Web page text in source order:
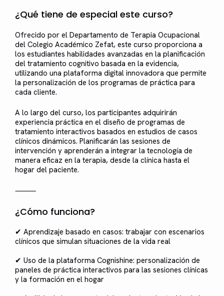
¿Qué tiene de especial este curso?
Ofrecido por el Departamento de Terapia Ocupacional
del Colegio Académico Zefat, este curso proporciona a
los estudiantes habilidades avanzadas en la planificación
del tratamiento cognitivo basada en la evidencia,
utilizando una plataforma digital innovadora que permite
la personalización de los programas de práctica para
cada cliente.
A lo largo del curso, los participantes adquirirán
experiencia práctica en el diseño de programas de
tratamiento interactivos basados en estudios de casos
clínicos dinámicos. Planificarán las sesiones de
intervención y aprenderán a integrar la tecnología de
manera eficaz en la terapia, desde la clínica hasta el
hogar del paciente.
⸻
¿Cómo funciona?
✔ Aprendizaje basado en casos: trabajar con escenarios
clínicos que simulan situaciones de la vida real
✔ Uso de la plataforma Cognishine: personalización de
paneles de práctica interactivos para las sesiones clínicas
y la formación en el hogar